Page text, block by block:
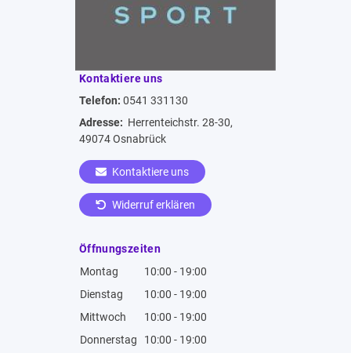
Kontaktiere uns
Telefon: 0541 331130
Adresse: Herrenteichstr. 28-30,
49074 Osnabrück
Kontaktiere uns
Widerruf erklären
Öffnungszeiten
Montag
10:00 - 19:00
Dienstag
10:00 - 19:00
Mittwoch
10:00 - 19:00
Donnerstag
10:00 - 19:00